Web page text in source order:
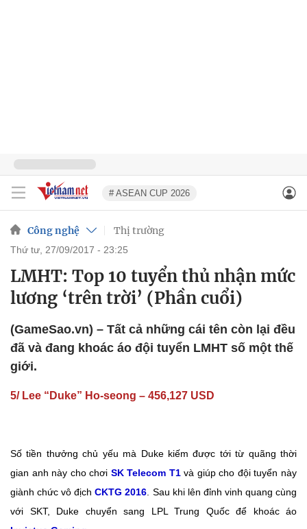
# ASEAN CUP 2026
Công nghệ Thị trường
thứ tư, 27/09/2017 - 23:25
LMHT: Top 10 tuyển thủ nhận mức
lương ‘trên trời’ (Phần cuổi)
(GameSao.vn) – Tất cả những cái tên còn lại đều
đã và đang khoác áo đội tuyển LMHT số một thế
giới.
5/ Lee “Duke” Ho-seong – 456,127 USD
Số tiền thưởng chủ yếu mà Duke kiếm được tới từ quãng thời
gian anh này cho chơi SK Telecom T1và giúp cho đội tuyển này
giành chức vô địchCKTG 2016 . Sau khi lên đỉnh vinh quang cùng
với SKT, Duke chuyển sang LPL Trung Quốc để khoác áo